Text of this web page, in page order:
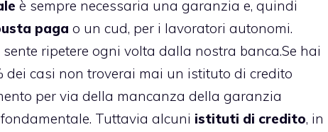
è sempre necessaria una garanzia e, quindi
paga o un cud, per i lavoratori autonomi.
ripetere ogni volta dalla nostra banca.Se hai
dei casi non troverai mai un istituto di credito
per via della mancanza della garanzia
Tuttavia alcuni istituti di credito, in